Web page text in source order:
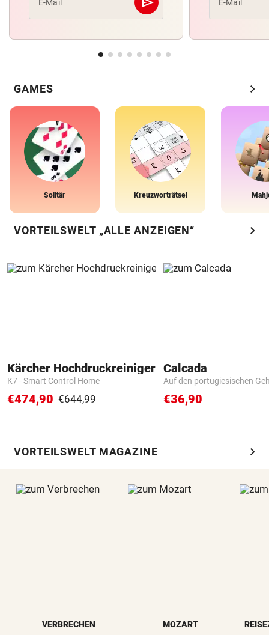
E-Mail Abschicken E-Mail
GAMES chevron_right
Solitär Kreuzworträtsel
VORTEILSWELT „ALLE ANZEIGEN“ chevron_right
Kärcher Hochdruckreiniger
K7 - Smart Control Home
€474,90 €644,99
Calcada
Auf den portugiesischen
€36,90
VORTEILSWELT MAGAZINE chevron_right
VERBRECHEN MOZART